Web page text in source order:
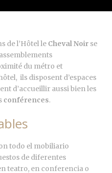
de l’Hôtel le Cheval Noir se
du métro et
ils disposent d’espaces
d’accueillir aussi bien les
conférences.
todo el mobiliario
de diferentes
teatro, en conferencia o